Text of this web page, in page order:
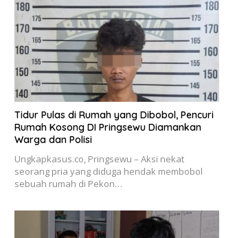
Tidur Pulas di Rumah yang Dibobol, Pencuri
Rumah Kosong DI Pringsewu Diamankan
Warga dan Polisi
Ungkapkasus.co, Pringsewu – Aksi nekat
seorang pria yang diduga hendak membobol
sebuah rumah di Pekon…